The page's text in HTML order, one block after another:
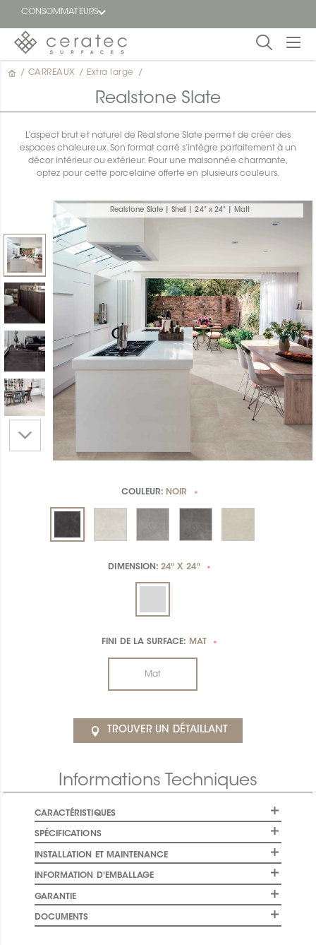
CONSOMMATEURS
En
vedette
Trouver
un
/ CARREAUX / Extra large /
Realstone Slate
L’aspect brut et naturel de Realstone Slate permet de créer des
espaces chaleureux. Son format carré s’intègre parfaitement à un
décor intérieur ou extérieur. Pour une maisonnée charmante,
optez pour cette porcelaine offerte en plusieurs couleurs.
Realstone Slate | Shell | 24" x 24" | Matt
COULEUR: NOIR *
DIMENSION:24" X 24" *
FINI DE LA SURFACE: MAT *
Mat
TROUVER UN DÉTAILLANT
Informations Techniques
CARACTÉRISTIQUES
SPÉCIFICATIONS
INSTALLATION ET MAINTENANCE
INFORMATION D'EMBALLAGE
GARANTIE
DOCUMENTS